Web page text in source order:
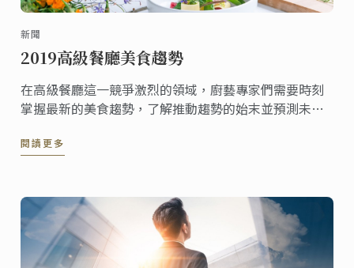
新聞
2019高級餐廳美食趨勢
在高級餐廳這一競爭激烈的領域，廚藝專家們需要時刻
掌握最新的美食趨勢，了解推動趨勢的始末並預測未來
閱讀更多